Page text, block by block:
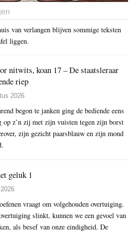
van verlangen blijven sommige teksten
liggen.
nitwits, koan 17 – De staatsleraar
riep
2026
begon te janken ging de bediende eens
op z’n zij met zijn vuisten tegen zijn borst
zijn gezicht paarsblauw en zijn mond
geluk 1
vraagt om volgehouden overtuiging.
slinkt, kunnen we een gevoel van
als besef van onze eindigheid. De